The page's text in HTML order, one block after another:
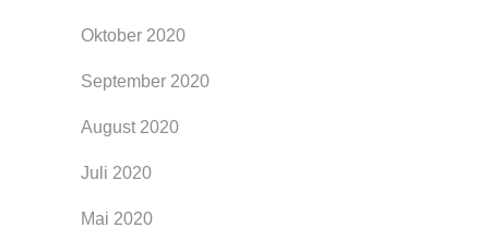
Oktober 2020
September 2020
August 2020
Juli 2020
Mai 2020